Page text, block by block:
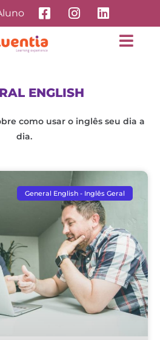
ENGLISH
como usar o inglês seu dia a
dia.
General English - Inglês Geral